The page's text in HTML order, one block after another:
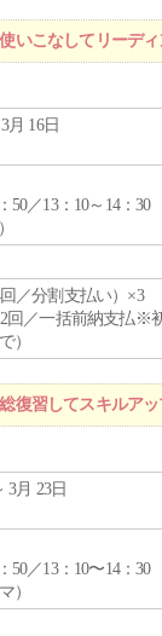
こなしてリーディ
月 16日
50／13：10～14：30
回／分割支払い）×3
回／一括前納支払※
）
復習してスキルア
3月 23日
50／13：10〜14：30
）